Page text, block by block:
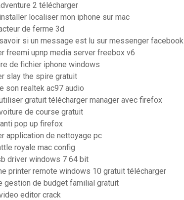
2 télécharger
localiser mon iphone sur mac
de ferme 3d
si un message est lu sur messenger facebook
freemi upnp media server freebox v6
de fichier iphone windows
slay the spire gratuit
son realtek ac97 audio
gratuit télécharger manager avec firefox
de course gratuit
pop up firefox
application de nettoyage pc
royale mac config
driver windows 7 64 bit
printer remote windows 10 gratuit télécharger
gestion de budget familial gratuit
editor crack